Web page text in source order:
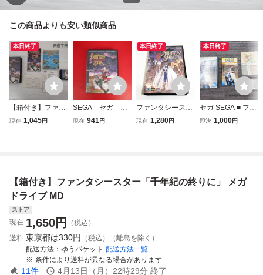
この商品よりも安い類似商品
本日終了
【箱付き】ファン
タシースター「千
現在 1,045円
SEGA セガ フ
ァンタシースター
現在 941円
本日終了
ファンタシースタ
ーII 還らざる時の
現在 1,280円
本日終了
セガ SEGA ■ ファ
ンタシースターIII
即決 1,000円
【箱付き】ファンタシースター「千年紀の終りに」 メガ
ドライブ MD
ストア
現在 1,650円
（税込）
送料 東京都は330円
（税込）（離島を除く）
配送方法
ゆうパケット 配送方法一覧
条件により送料が異なる場合があります
11件 4月13日（月）22時29分 終了